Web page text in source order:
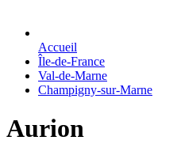
Accueil
Île-de-France
Val-de-Marne
Champigny-sur-Marne
Aurion